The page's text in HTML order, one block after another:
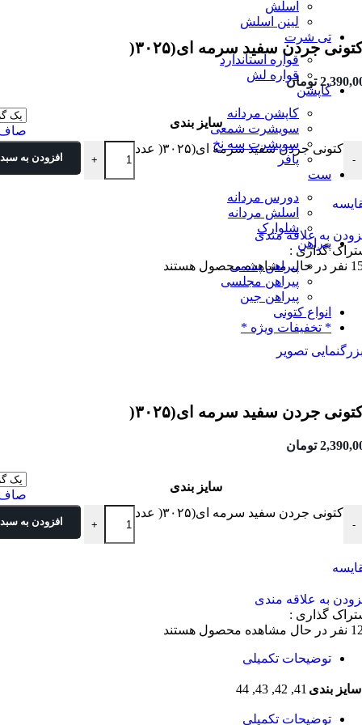
اسلش
لینن اسلش
تی شرت
قواره استاندارد
قواره لش
کاپشن
کاپشن مردانه
سویشرت شمعی
سویشرت سه نخ
پافر
ست
دورس مردانه
اسلش مردانه
شلوارک
پیراهن
پیراهن پشمی
پیراهن مجلسی
پیراهن جین
انواع کتونی
* تخفیفات ویژه *
جردن سفید سرمه ای(۳۰۲۵(
تومان
سایز بندی
-
کتونی جردن سفید سرمه ای(۳۰۲۵( عدد
+ افزودن به
به علاقه مندی
گذاری :
نفر در حال مشاهده محصول هستند
تصویر
جردن سفید سرمه ای(۳۰۲۵(
تومان
سایز بندی
-
کتونی جردن سفید سرمه ای(۳۰۲۵( عدد
+ افزودن به
به علاقه مندی
گذاری :
نفر در حال مشاهده محصول هستند
توضیحات تکمیلی
سایز بندی 41
,
42
,
43
,
44
توضیحات تکمیلی